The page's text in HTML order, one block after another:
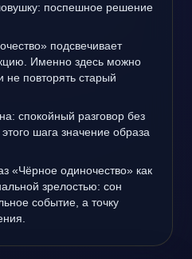
поспешное решение
подсвечивает
Именно здесь можно
не повторять старый
спокойный разговор без
шага значение образа
«Чёрное одиночество» как
зрелостью: сон
событие, а точку